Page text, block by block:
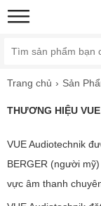
Trang chủ Sản
THƯƠNG HIỆU
VUE Audiotechnik
BERGER (người
vực âm thanh